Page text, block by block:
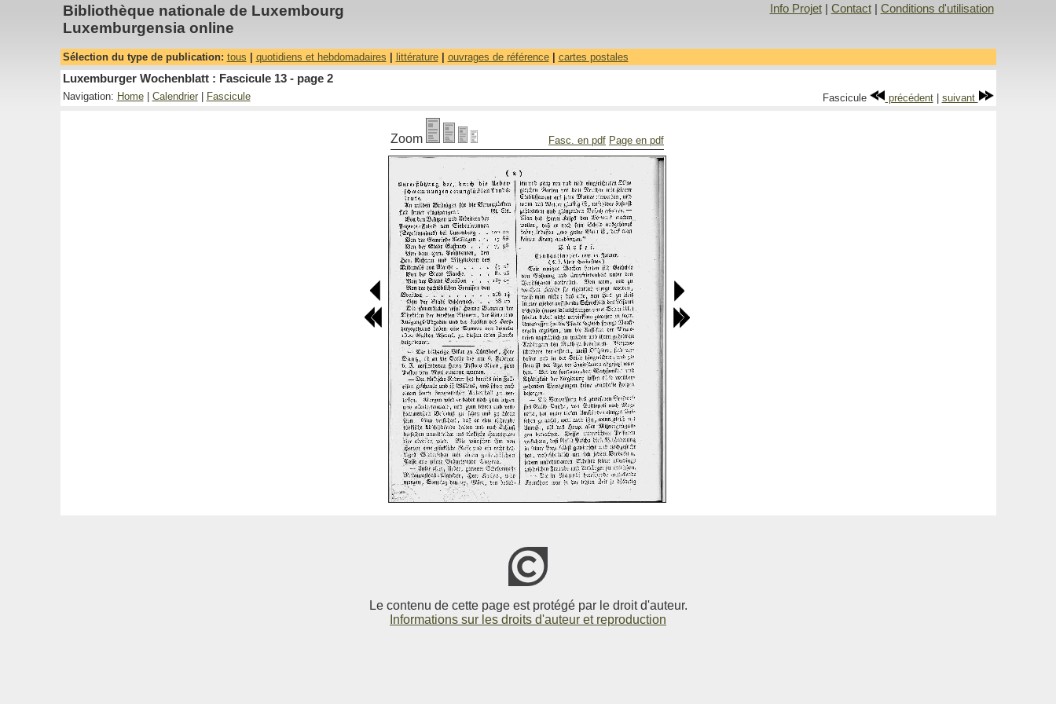
Bibliothèque nationale de Luxembourg
Luxemburgensia online
Info Projet| Contact| Conditions d'utilisation
Sélection du type de publication: tous quotidiens et hebdomadaires littérature| ouvrages de référence| cartes postales
Luxemburger Wochenblatt : Fascicule 13 - page 2
Navigation: Home| Calendrier| Fascicule Fascicule précédent| suivant
Zoom Fasc. en pdf Page en pdf
Le contenu de cette page est protégé par le droit d'auteur.
Informations sur les droits d'auteur et reproduction